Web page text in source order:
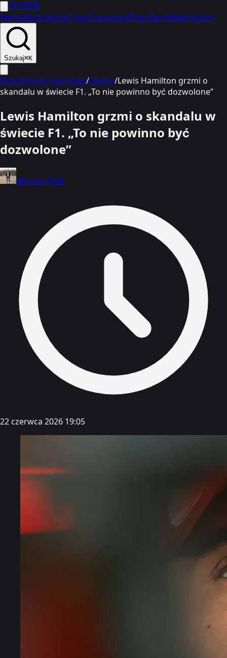
SPORT1
NewsyEkstraklasaTypyTransmisjeTransferyWideoSkróty
Szukaj⌘K
Wiadomości sportowe/Newsy/Lewis Hamilton grzmi o
skandalu w świecie F1. „To nie powinno być dozwolone”
Lewis Hamilton grzmi o skandalu w
świecie F1. „To nie powinno być
dozwolone”
Mikołaj Rydz
22 czerwca 2026 19:05